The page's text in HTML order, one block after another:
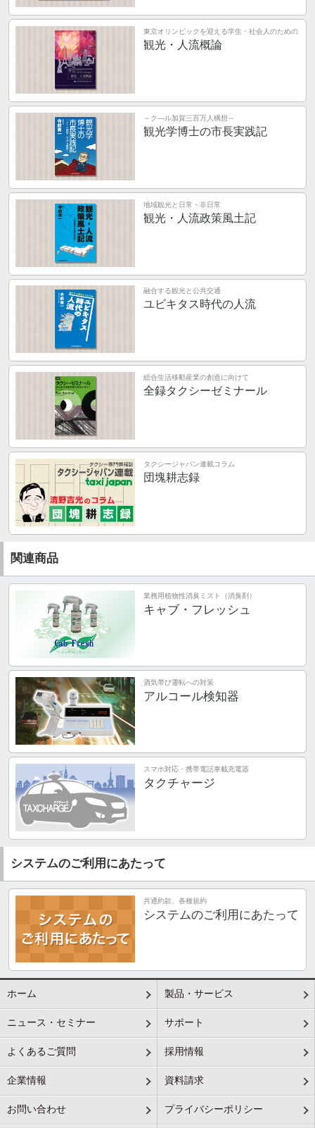
東京オリンピックを迎える学生・社会人のための
観光・人流概論
～ク―ル加賀三百万人構想～
観光学博士の市長実践記
地域観光と日常・非日常
観光・人流政策風土記
融合する観光と公共交通
ユビキタス時代の人流
総合生活移動産業の創造に向けて
全録タクシーゼミナール
タクシージャパン連載コラム
団塊耕志録
関連商品
業務用植物性消臭ミスト（消臭剤）
キャブ・フレッシュ
酒気帯び運転への対策
アルコール検知器
スマホ対応・携帯電話車載充電器
タクチャージ
システムのご利用にあたって
共通約款、各種規約
システムのご利用にあたって
ホーム 製品・サービス
ニュース・セミナー サポート
よくあるご質問 採用情報
企業情報 資料請求
お問い合わせ プライバシーポリシー